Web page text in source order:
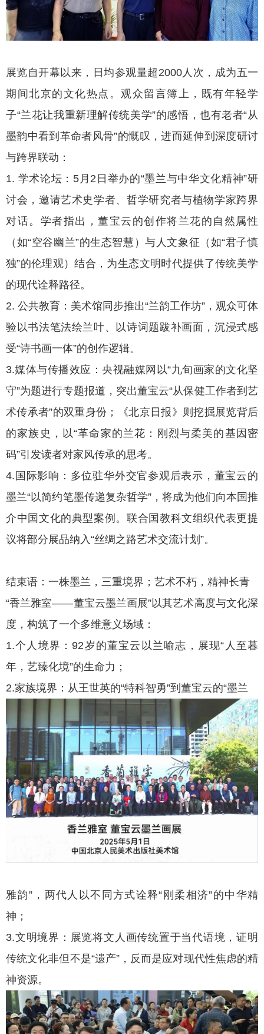
展览自开幕以来，日均参观量超2000人次，成为五一
期间北京的文化热点。观众留言簿上，既有年轻学
子“兰花让我重新理解传统美学”的感悟，也有老者“从
墨韵中看到革命者风骨”的慨叹，进而延伸到深度研讨
与跨界联动：
1. 学术论坛：5月2日举办的“墨兰与中华文化精神”研
讨会，邀请艺术史学者、哲学研究者与植物学家跨界
对话。学者指出，董宝云的创作将兰花的自然属性
（如“空谷幽兰”的生态智慧）与人文象征（如“君子慎
独”的伦理观）结合，为生态文明时代提供了传统美学
的现代诠释路径。
2. 公共教育：美术馆同步推出“兰韵工作坊”，观众可体
验以书法笔法绘兰叶、以诗词题跋补画面，沉浸式感
受“诗书画一体”的创作逻辑。
3.媒体与传播效应：央视融媒网以“九旬画家的文化坚
守”为题进行专题报道，突出董宝云“从保健工作者到艺
术传承者”的双重身份；《北京日报》则挖掘展览背后
的家族史，以“革命家的兰花：刚烈与柔美的基因密
码”引发读者对家风传承的思考。
4.国际影响：多位驻华外交官参观后表示，董宝云的
墨兰“以简约笔墨传递复杂哲学”，将成为他们向本国推
介中国文化的典型案例。联合国教科文组织代表更提
议将部分展品纳入“丝绸之路艺术交流计划”。
结束语：一株墨兰，三重境界；艺术不朽，精神长青
“香兰雅室——董宝云墨兰画展”以其艺术高度与文化深
度，构筑了一个多维意义场域：
1.个人境界：92岁的董宝云以兰喻志，展现“人至暮
年，艺臻化境”的生命力；
2.家族境界：从王世英的“特科智勇”到董宝云的“墨兰
雅韵”，两代人以不同方式诠释“刚柔相济”的中华精
神；
3.文明境界：展览将文人画传统置于当代语境，证明
传统文化非但不是“遗产”，反而是应对现代性焦虑的精
神资源。